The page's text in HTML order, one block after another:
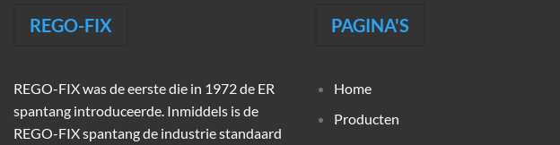
REGO-FIX
REGO-FIX was de eerste die in 1972 de ER
spantang introduceerde. Inmiddels is de
REGO-FIX spantang de industrie standaard
PAGINA'S
Home
Producten